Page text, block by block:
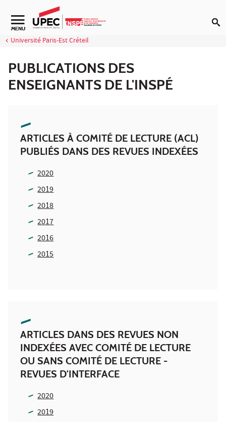
Aller au contenu
Navigation secondaire
MENU
Université Paris-Est Créteil
PUBLICATIONS DES
ENSEIGNANTS DE L'INSPÉ
ARTICLES À COMITÉ DE LECTURE (ACL)
PUBLIÉS DANS DES REVUES INDEXÉES
2020
2019
2018
2017
2016
2015
ARTICLES DANS DES REVUES NON
INDEXÉES AVEC COMITÉ DE LECTURE
OU SANS COMITÉ DE LECTURE -
REVUES D'INTERFACE
2020
2019